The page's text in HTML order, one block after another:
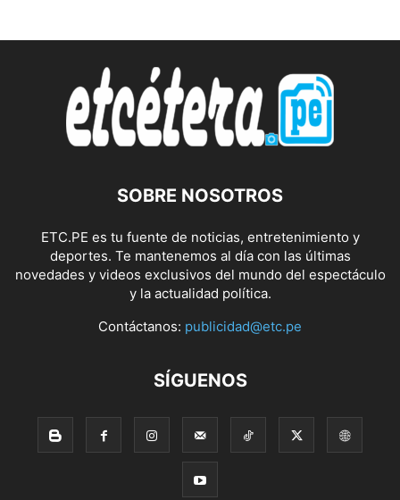
SOBRE NOSOTROS
ETC.PE es tu fuente de noticias, entretenimiento y
deportes. Te mantenemos al día con las últimas
novedades y videos exclusivos del mundo del espectáculo
y la actualidad política.
Contáctanos: publicidad@etc.pe
SÍGUENOS